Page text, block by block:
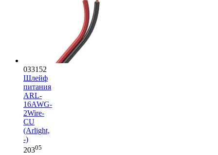
033152
Шлейф
питания
ARL-
16AWG-
2Wire-
CU
(Arlight,
-)
20305